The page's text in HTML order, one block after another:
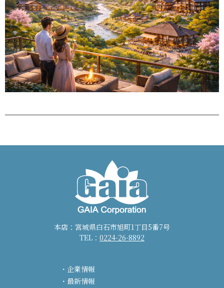
本店：宮城県白石市旭町1丁目5番7号
TEL： 0224-26-8892
企業情報
最新情報